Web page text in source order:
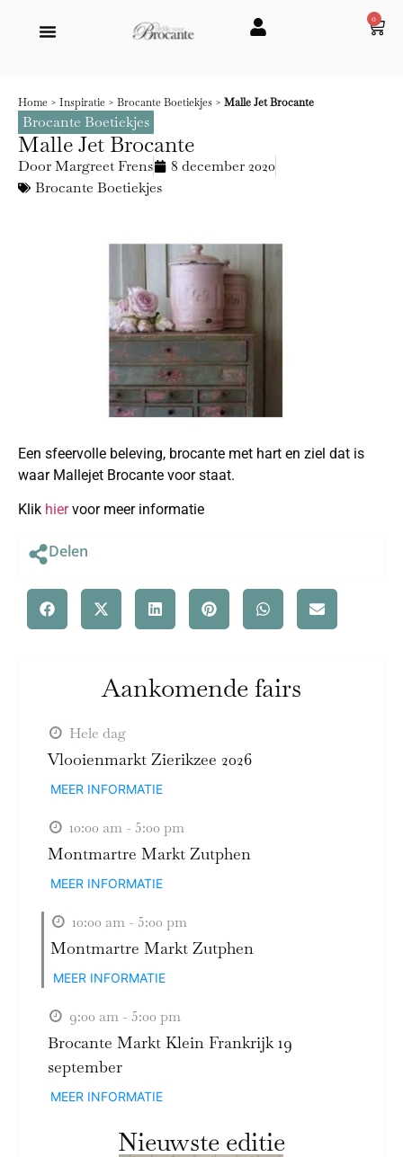
0
Home > Inspiratie > Brocante Boetiekjes > Malle Jet Brocante
Brocante Boetiekjes
Malle Jet Brocante
DoorMargreet Frens
8 december 2020
Brocante Boetiekjes
Een sfeervolle beleving, brocante met hart en ziel dat is
waar Mallejet Brocante voor staat.
Klik hiervoor meer informatie
Delen
Aankomende fairs
Hele dag
Vlooienmarkt Zierikzee 2026
MEER INFORMATIE
10:00 am - 5:00 pm
Montmartre Markt Zutphen
MEER INFORMATIE
10:00 am - 5:00 pm
Montmartre Markt Zutphen
MEER INFORMATIE
9:00 am - 5:00 pm
Brocante Markt Klein Frankrijk 19
september
MEER INFORMATIE
Nieuwste editie